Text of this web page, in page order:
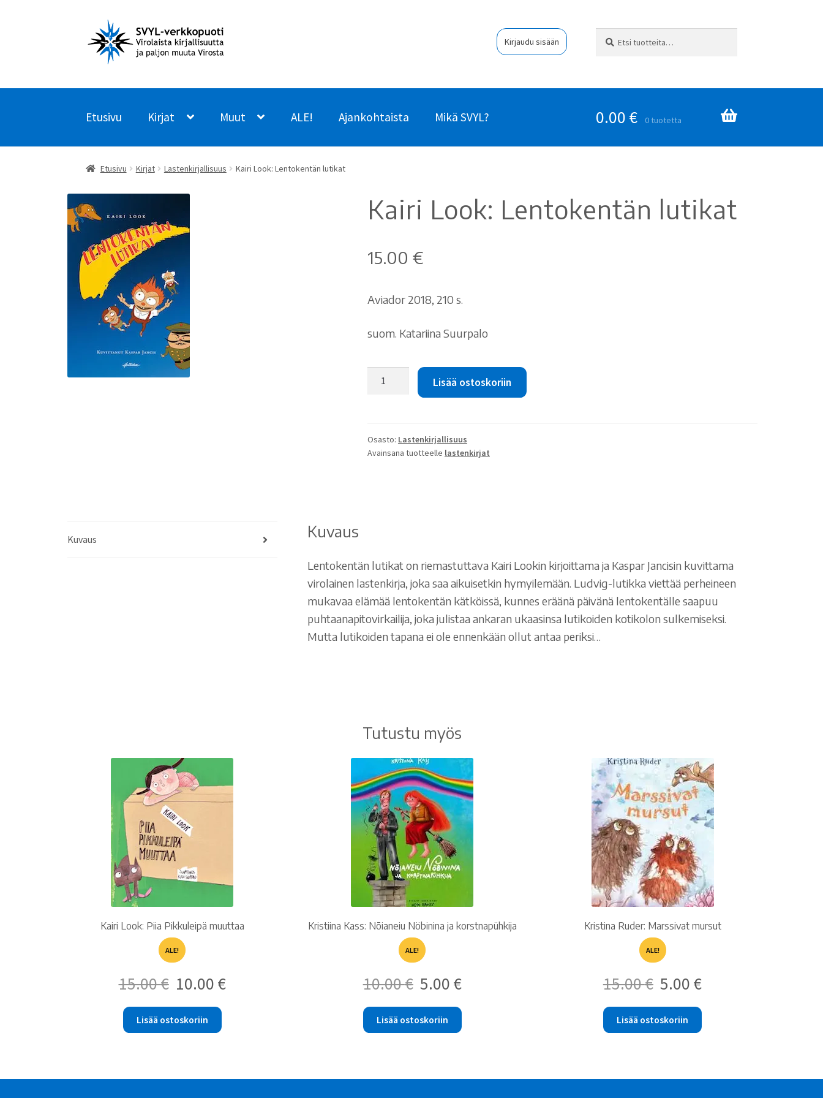
Siirry
navigointiin
Siirry
sisältöön
Kirjaudu sisään
Etusivu Kirjat Muut ALE! Ajankohtaista Mikä SVYL? 0.00 € 0 tuotetta
Etusivu Kirjat Lastenkirjallisuus Kairi Look: Lentokentän lutikat
Kairi Look: Lentokentän lutikat
15.00 €
Aviador 2018, 210 s.
suom. Katariina Suurpalo
määrä
Lisää ostoskoriin
Osasto: Lastenkirjallisuus
Avainsana tuotteelle lastenkirjat
Kuvaus Kuvaus
Lentokentän lutikat on riemastuttava Kairi Lookin kirjoittama ja Kaspar Jancisin kuvittama
virolainen lastenkirja, joka saa aikuisetkin hymyilemään. Ludvig-lutikka viettää perheineen
mukavaa elämää lentokentän kätköissä, kunnes eräänä päivänä lentokentälle saapuu
puhtaanapitovirkailija, joka julistaa ankaran ukaasinsa lutikoiden kotikolon sulkemiseksi.
Mutta lutikoiden tapana ei ole ennenkään ollut antaa periksi…
Tutustu myös
Kairi Look: Piia Pikkuleipä muuttaa
ALE!
15.00€
Alkuperäinen
hinta
15.00 €.
10.00 €hinta
Lisää ostoskoriin
Kristiina Kass: Nõianeiu Nöbinina ja korstnapühkija
ALE!
10.00€
Alkuperäinen
hinta
10.00 €.
5.00 €hinta
Lisää ostoskoriin
Kristina Ruder: Marssivat mursut
ALE!
15.00€
Alkuperäinen
hinta
15.00 €.
5.00 €hinta
Lisää ostoskoriin